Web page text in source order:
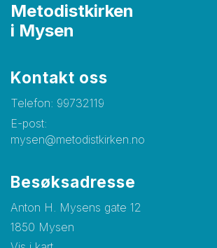
Metodistkirken
i Mysen
Kontakt oss
Telefon: 99732119
E-post:
mysen@metodistkirken.no
Besøksadresse
Anton H. Mysens gate 12
1850 Mysen